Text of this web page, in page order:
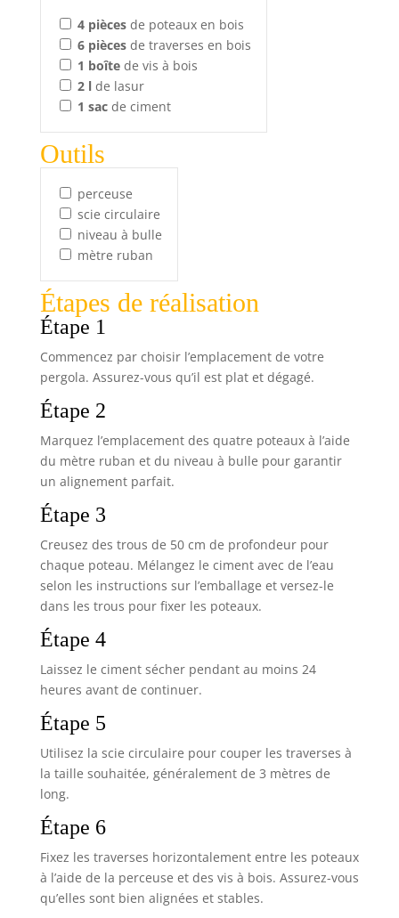
4 piècesde poteaux en bois
6 piècesde traverses en bois
1 boîtede vis à bois
2 lde lasur
1 sacde ciment
Outils
perceuse
scie circulaire
niveau à bulle
mètre ruban
Étapes de réalisation
Étape 1
Commencez par choisir l’emplacement de votre
pergola. Assurez-vous qu’il est plat et dégagé.
Étape 2
Marquez l’emplacement des quatre poteaux à l’aide
du mètre ruban et du niveau à bulle pour garantir
un alignement parfait.
Étape 3
Creusez des trous de 50 cm de profondeur pour
chaque poteau. Mélangez le ciment avec de l’eau
selon les instructions sur l’emballage et versez-le
dans les trous pour fixer les poteaux.
Étape 4
Laissez le ciment sécher pendant au moins 24
heures avant de continuer.
Étape 5
Utilisez la scie circulaire pour couper les traverses à
la taille souhaitée, généralement de 3 mètres de
long.
Étape 6
Fixez les traverses horizontalement entre les poteaux
à l’aide de la perceuse et des vis à bois. Assurez-vous
qu’elles sont bien alignées et stables.